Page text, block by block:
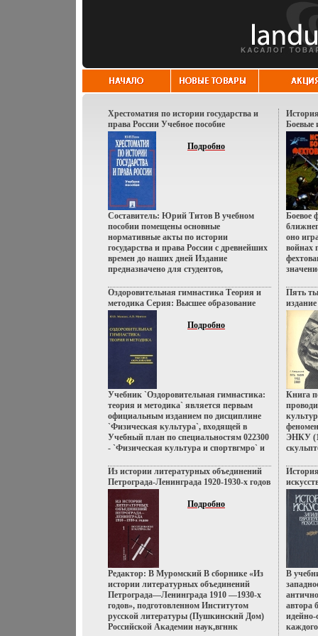
Хрестоматия по истории государства и
права России Учебное пособие
Издательство: ТК Велби, 2002 г Твердый
переплет, 472 стр ISBN 5-902171-44-X
Тираж: 10000 экз Формат: 60x90/16
(~145х217 мм) инфо 995u.
Подробно
Составитель: Юрий Титов В учебном
пособии помещены основные
нормативные акты по истории
государства и права России с древнейших
времен до наших дней Издание
предназначено для студентов,
высших юридических и исторических
учебных заведений, для всех
интересующихся историей нашей страны.
Оздоровительная гимнастика Теория и
методика Серия: Высшее образование
инфо 8783u.
Подробно
Учебник `Оздоровительная гимнастика:
теория и методика` является первым
официальным изданием по дисциплине
`Физическая культура`, входящей в
Учебный план по специальностям 022300
- `Физическая культура и спортвгмро` и
культура` В учебнике впервые
представлены теоретико-методические
основы особой исторически сложившейся
области физического воспитания -
оздоровительной гимнастики, имеющей
многочисленные организационные
формы, виды оздоровительно-
квопвыондиционной и оздоровительно-
спортивной направленности, а также
группы эффективных оздоровительных
средств и оригинальные методы их
применения Авторы Юрий Менхин
Анатолий Менхин.
Из истории литературных объединений
Петрограда-Ленинграда 1920-1930-х годов
Книга 1 Букинистическое издание
Сохранность: Хорошая Издательство:
Наука, 2002 г Твердый инфо 12690u.
Подробно
Редактор: В Муромский В сборнике «Из
истории литературных объединений
Петрограда—Ленинграда 1910 —1930-х
годов», подготовленном Институтом
русской литературы (Пушкинский Дом)
Российской Академии наук,вгннк
Боевые
Боевое
оно
войнах
книги,
все
же
сих пор
c 3-4
Пять
Книга
ЭНКУ
Работы
и
на
Автор
336
экз
13641u.
В
автора
идейно-